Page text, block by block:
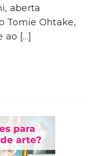
aberta
Tomie Ohtake,
ao […]